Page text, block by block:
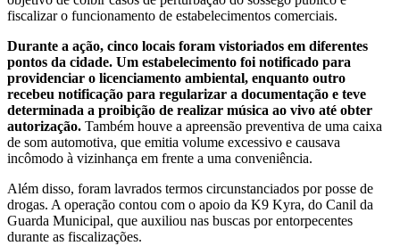
fiscalizar o funcionamento de estabelecimentos comerciais.
Durante a ação, cinco locais foram vistoriados em diferentes
pontos da cidade. Um estabelecimento foi notificado para
providenciar o licenciamento ambiental, enquanto outro
recebeu notificação para regularizar a documentação e teve
determinada a proibição de realizar música ao vivo até obter
autorização. Também houve a apreensão preventiva de uma caixa
de som automotiva, que emitia volume excessivo e causava
incômodo à vizinhança em frente a uma conveniência.
Além disso, foram lavrados termos circunstanciados por posse de
drogas. A operação contou com o apoio da K9 Kyra, do Canil da
Guarda Municipal, que auxiliou nas buscas por entorpecentes
durante as fiscalizações.